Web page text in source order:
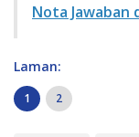
Nota Jawaban
Laman:
1 2